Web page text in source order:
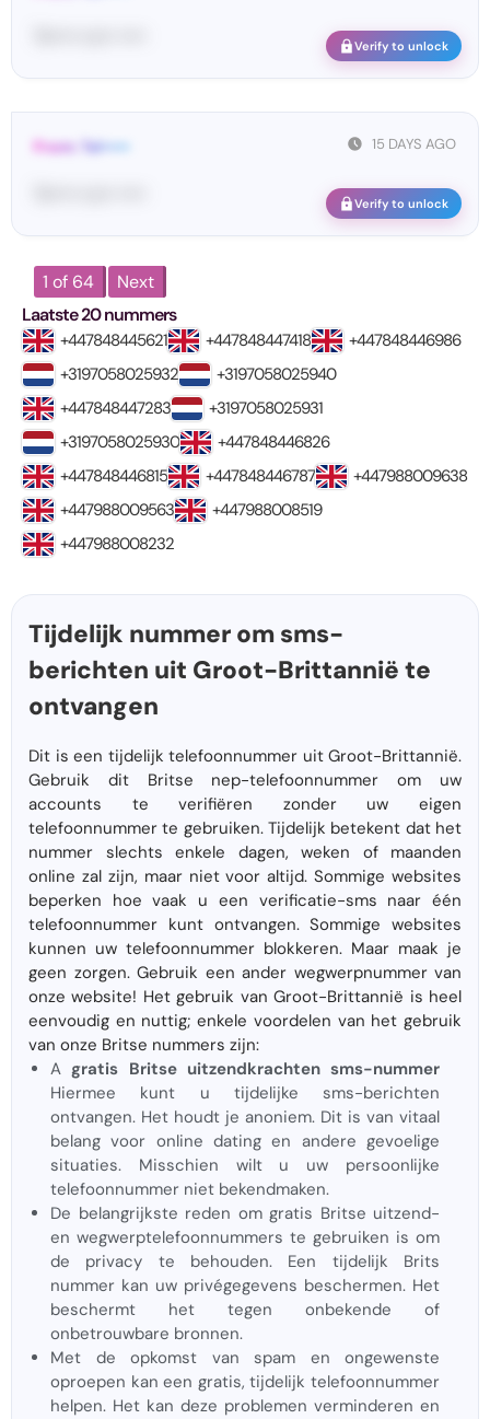
Verify to unlock
15 DAYS AGO
From: Tel•••••
Verify to unlock
1 of 64
Next
Laatste 20 nummers
+447848445621 +447848447418
+447848446986
+3197058025932
+3197058025940
+447848447283
+3197058025931
+3197058025930
+447848446826
+447848446815
+447848446787
+447988009638
+447988009563
+447988008519
+447988008232
Tijdelijk nummer om sms-
berichten uit Groot-Brittannië te
ontvangen
Dit is een tijdelijk telefoonnummer uit Groot-Brittannië.
Gebruik dit Britse nep-telefoonnummer om uw
accounts te verifiëren zonder uw eigen
telefoonnummer te gebruiken. Tijdelijk betekent dat het
nummer slechts enkele dagen, weken of maanden
online zal zijn, maar niet voor altijd. Sommige websites
beperken hoe vaak u een verificatie-sms naar één
telefoonnummer kunt ontvangen. Sommige websites
kunnen uw telefoonnummer blokkeren. Maar maak je
geen zorgen. Gebruik een ander wegwerpnummer van
onze website! Het gebruik van Groot-Brittannië is heel
eenvoudig en nuttig; enkele voordelen van het gebruik
van onze Britse nummers zijn:
Agratis Britse uitzendkrachten sms-nummer
Hiermee kunt u tijdelijke sms-berichten
ontvangen. Het houdt je anoniem. Dit is van vitaal
belang voor online dating en andere gevoelige
situaties. Misschien wilt u uw persoonlijke
telefoonnummer niet bekendmaken.
De belangrijkste reden om gratis Britse uitzend-
en wegwerptelefoonnummers te gebruiken is om
de privacy te behouden. Een tijdelijk Brits
nummer kan uw privégegevens beschermen. Het
beschermt het tegen onbekende of
onbetrouwbare bronnen.
Met de opkomst van spam en ongewenste
oproepen kan een gratis, tijdelijk telefoonnummer
helpen. Het kan deze problemen verminderen en